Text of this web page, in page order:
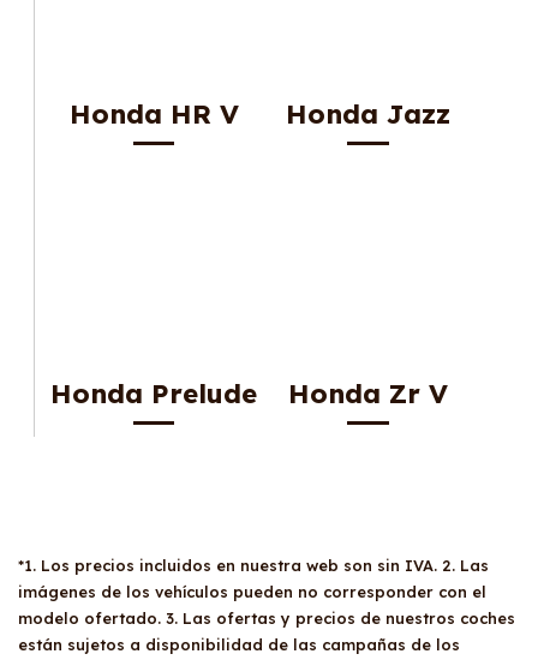
Honda HR V Honda Jazz
Honda Prelude Honda Zr V
*1. Los precios incluidos en nuestra web son sin IVA. 2. Las
imágenes de los vehículos pueden no corresponder con el
modelo ofertado. 3. Las ofertas y precios de nuestros coches
están sujetos a disponibilidad de las campañas de los